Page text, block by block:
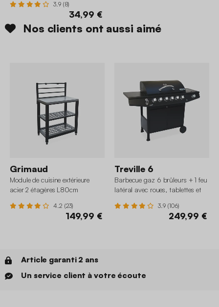
3.9 (8)
34,99 €
Nos clients ont aussi aimé
Grimaud
Module de cuisine extérieure
acier 2 étagères L80cm
4.2 (23)
149,99 €
Treville 6
Barbecue gaz 6 brûleurs + 1 feu
latéral avec roues, tablettes et
3.9 (106)
249,99 €
Article garanti 2 ans
Un service client à votre écoute